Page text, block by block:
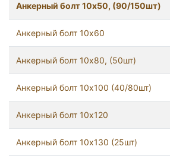
Анкерный болт 10x50, (90/150шт)
Анкерный болт 10x60
Анкерный болт 10x80, (50шт)
Анкерный болт 10х100 (40/80шт)
Анкерный болт 10х120
Анкерный болт 10х130 (25шт)